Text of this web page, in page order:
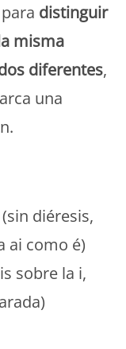
distinguir
misma
diferentes,
una
diéresis,
ai como é)
sobre la i,